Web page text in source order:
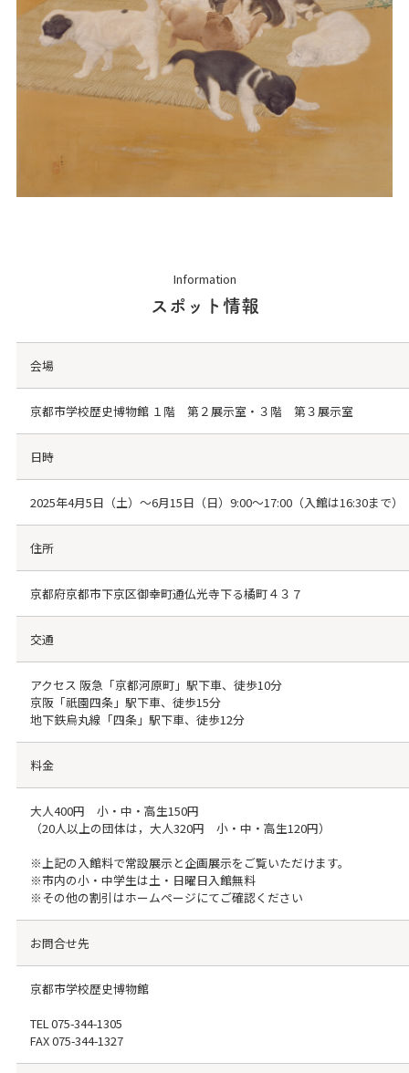
Information
スポット情報
会場
京都市学校歴史博物館 １階 第２展示室・３階 第３展示室
日時
2025年4月5日（土）～6月15日（日）9:00～17:00（入館は16:30まで）
住所
京都府京都市下京区御幸町通仏光寺下る橘町４３７‎
交通
アクセス 阪急「京都河原町」駅下車、徒歩10分
京阪「祇園四条」駅下車、徒歩15分
地下鉄烏丸線「四条」駅下車、徒歩12分
料金
大人400円 小・中・高生150円
（20人以上の団体は，大人320円 小・中・高生120円）
※上記の入館料で常設展示と企画展示をご覧いただけます。
※市内の小・中学生は土・日曜日入館無料
※その他の割引はホームページにてご確認ください
お問合せ先
京都市学校歴史博物館
TEL075-344-1305
FAX075-344-1327